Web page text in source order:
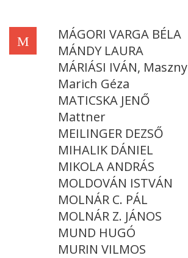
M
MÁGORI VARGA BÉLA
MÁNDY LAURA
MÁRIÁSI IVÁN,
Marich Géza
MATICSKA JENŐ
Mattner
MEILINGER DEZSŐ
MIHALIK DÁNIEL
MIKOLA ANDRÁS
MOLDOVÁN ISTVÁN
MOLNÁR C. PÁL
MOLNÁR Z. JÁNOS
MUND HUGÓ
MURIN VILMOS